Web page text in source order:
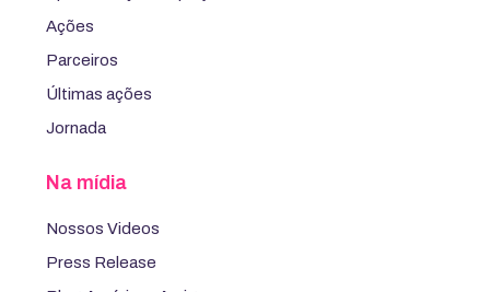
Ações
Parceiros
Últimas ações
Jornada
Na mídia
Nossos Videos
Press Release